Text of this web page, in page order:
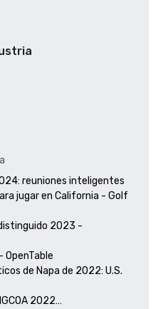
reuniones inteligentes
jugar en California - Golf
2023 -
OpenTable
de Napa de 2022: U.S.
2022